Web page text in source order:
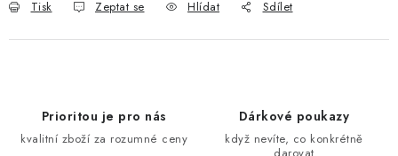
Tisk Zeptat se Hlídat Sdílet
Prioritou je pro nás
kvalitní zboží za rozumné ceny
Dárkové poukazy
když nevíte, co konkrétně
darovat